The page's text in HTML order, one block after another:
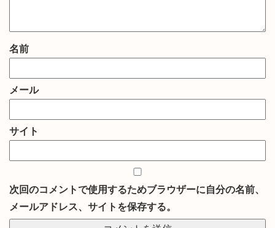
名前
メール
サイト
次回のコメントで使用するためブラウザーに自分の名前、
メールアドレス、サイトを保存する。